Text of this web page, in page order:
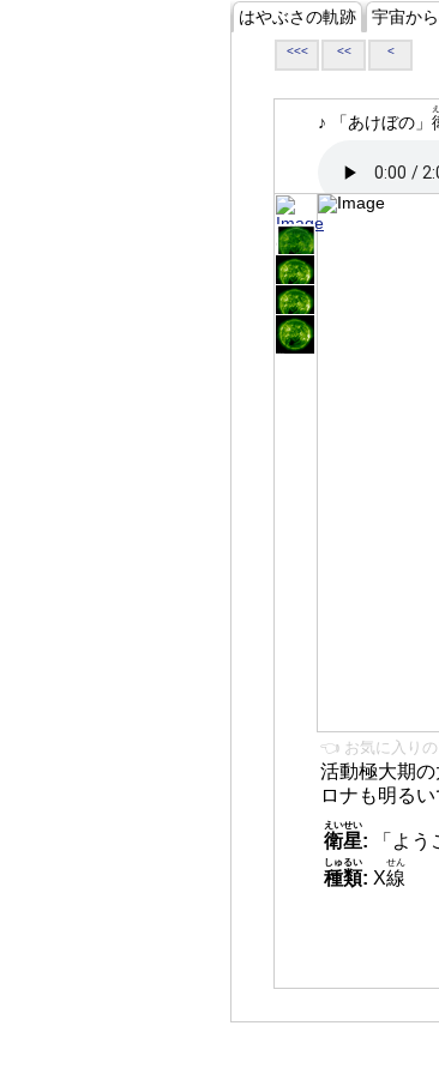
はやぶさの軌跡 宇宙か
<<< << <
♪ 「あけぼの」
👈 お気に入りの
活動極大期
ロナも明るい
衛星
えいせい
:
「よう
種類
しゅるい
: X線
せん